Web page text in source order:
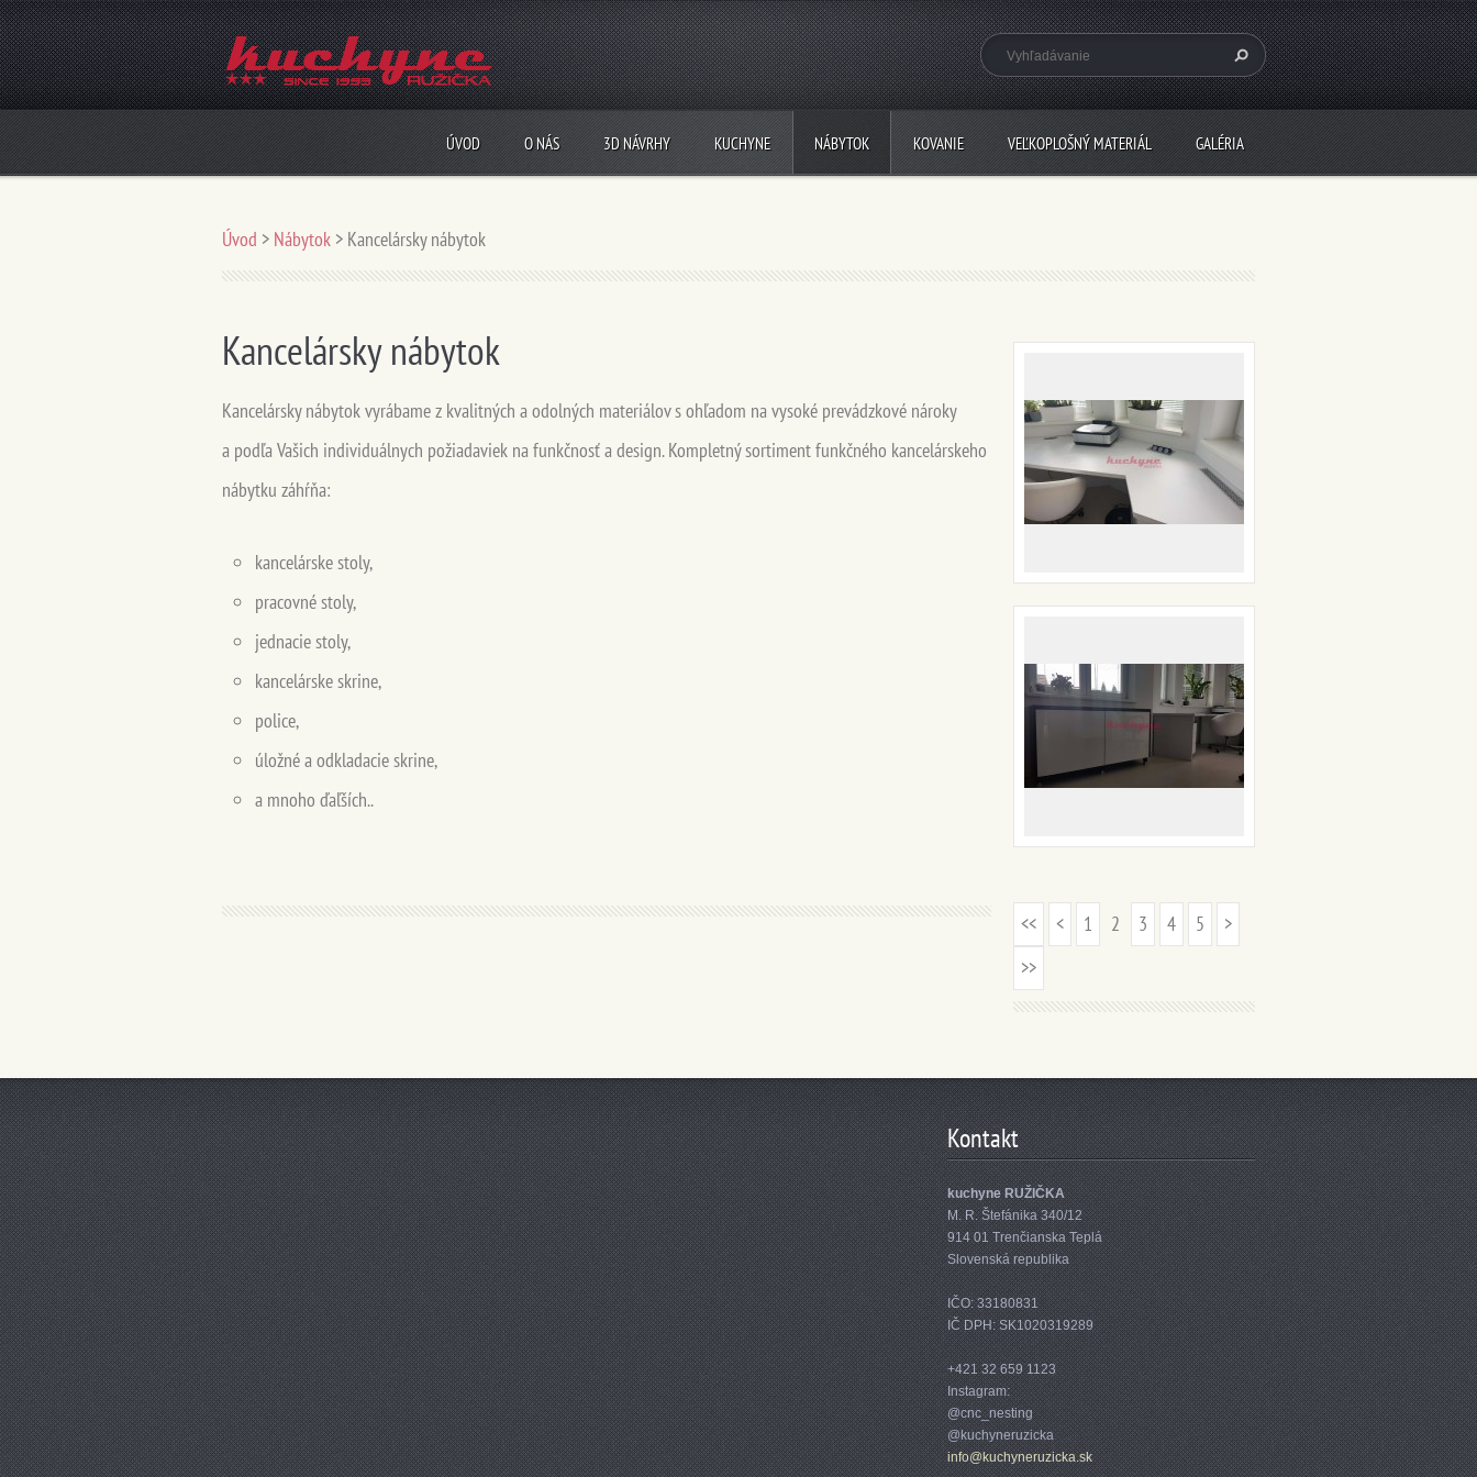
ÚVOD O NÁS 3D NÁVRHY KUCHYNE NÁBYTOK KOVANIE VEĽKOPLOŠNÝ MATERIÁL GALÉRIA
Úvod > Nábytok > Kancelársky nábytok
Kancelársky nábytok
Kancelársky nábytok vyrábame z kvalitných a odolných materiálov s ohľadom na vysoké prevádzkové nároky
a podľa Vašich individuálnych požiadaviek na funkčnosť a design. Kompletný sortiment funkčného kancelárskeho
nábytku záhŕňa:
kancelárske stoly,
pracovné stoly,
jednacie stoly,
kancelárske skrine,
police,
úložné a odkladacie skrine,
a mnoho ďaľších..
<< < 1 2 3 4 5
>
>>
Kontakt
kuchyne RUŽIČKA
M. R. Štefánika 340/12
914 01 Trenčianska Teplá
Slovenská republika
IČO: 33180831
IČ DPH: SK1020319289
+421 32 659 1123
Instagram:
@cnc_nesting
@kuchyneruzicka
info@kuchyneruzicka.sk